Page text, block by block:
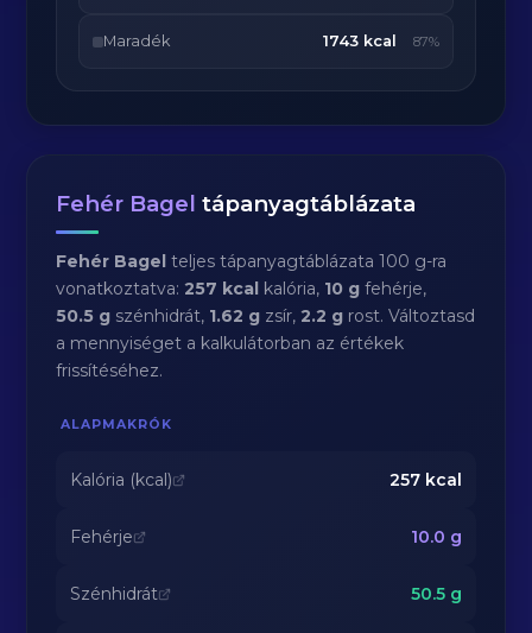
Maradék 1743 kcal 87%
Fehér Bagel tápanyagtáblázata
Fehér Bagel teljes tápanyagtáblázata 100 g-ra
vonatkoztatva:257 kcal kalória, 10 g fehérje,
50.5 g szénhidrát, 1.62 g zsír,2.2 g rost. Változtasd
a mennyiséget a kalkulátorban az értékek
frissítéséhez.
ALAPMAKRÓK
Kalória (kcal) 257kcal
Fehérje 10.0 g
Szénhidrát 50.5g